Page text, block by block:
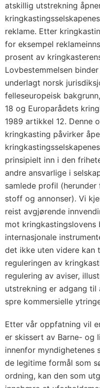
atskillig utstrekning
reklame. Etter
for eksempel
prosent av
Lovbestemmelsen
underlagt norsk
felleseuropeisk
18 og Europarådets
1989 artikkel 12. Denne
kringkasting påvirker
prinsipielt inn i den
andre ansvarlige i
samlede profil
stoff og annonser). Vi
reist avgjørende
mot kringkastingslovens
internasjonale
det ikke uten videre kan
reguleringen av
regulering av aviser,
utstrekning er adgang til
spre kommersielle
Etter vår oppfatning vil
er skissert av Barne- og
innenfor myndighetenes
de legitime formål som
ordning, kan den som